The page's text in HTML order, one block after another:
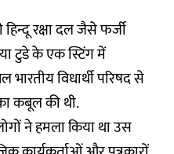
रक्षा दल जैसे फर्जी
टुडे के एक स्टिंग में
विधार्थी परिषद से
कबूल की थी.
ने हमला किया था उस